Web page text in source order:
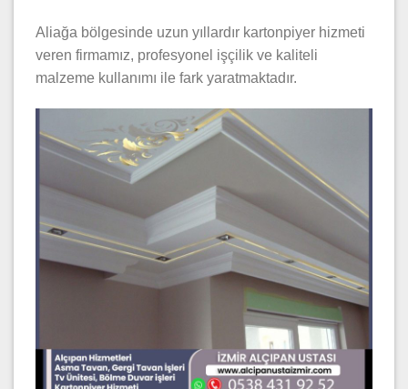
Aliağa bölgesinde uzun yıllardır kartonpiyer hizmeti
veren firmamız, profesyonel işçilik ve kaliteli
malzeme kullanımı ile fark yaratmaktadır.